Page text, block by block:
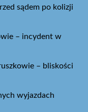
sądem po kolizji
– incydent w
– bliskości
wyjazdach